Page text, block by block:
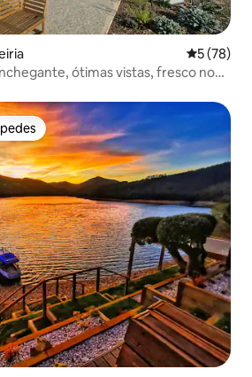
5 de uma
5 (78)
ótimas vistas, fresco no
dos hóspedes